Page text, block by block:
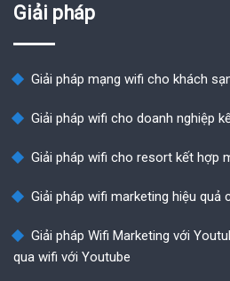
Giải pháp
Giải pháp mạng wifi cho khách
Giải pháp wifi cho doanh nghiệp
Giải pháp wifi cho resort kết hợp
Giải pháp wifi marketing hiệu quả
Giải pháp Wifi Marketing với
qua wifi với Youtube